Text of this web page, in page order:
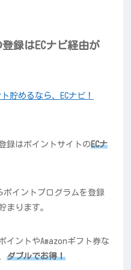
録はECナビ経由が
録はポイントサイトのECナ
ポイントプログラムを登録
まります。
イントやAmazonギフト券な
ダブルでお得！